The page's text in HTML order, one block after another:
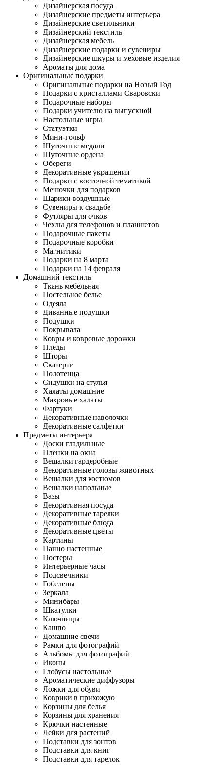
Дизайнерская посуда
Дизайнерские предметы интерьера
Дизайнерские светильники
Дизайнерский текстиль
Дизайнерская мебель
Дизайнерские подарки и сувениры
Дизайнерские шкуры и меховые изделия
Ароматы для дома
Оригинальные подарки
Оригинальные подарки на Новый Год
Подарки с кристаллами Сваровски
Подарочные наборы
Подарки учителю на выпускной
Настольные игры
Статуэтки
Мини-гольф
Шуточные медали
Шуточные ордена
Обереги
Декоративные украшения
Подарки с восточной тематикой
Мешочки для подарков
Шарики воздушные
Сувениры к свадьбе
Футляры для очков
Чехлы для телефонов и планшетов
Подарочные пакеты
Подарочные коробки
Магнитики
Подарки на 8 марта
Подарки на 14 февраля
Домашний текстиль
Ткань мебельная
Постельное белье
Одеяла
Диванные подушки
Подушки
Покрывала
Ковры и ковровые дорожки
Пледы
Шторы
Скатерти
Полотенца
Сидушки на стулья
Халаты домашние
Махровые халаты
Фартуки
Декоративные наволочки
Декоративные салфетки
Предметы интерьера
Доски гладильные
Пленки на окна
Вешалки гардеробные
Декоративные головы животных
Вешалки для костюмов
Вешалки напольные
Вазы
Декоративная посуда
Декоративные тарелки
Декоративные блюда
Декоративные цветы
Картины
Панно настенные
Постеры
Интерьерные часы
Подсвечники
Гобелены
Зеркала
Минибары
Шкатулки
Ключницы
Кашпо
Домашние свечи
Рамки для фотографий
Альбомы для фотографий
Иконы
Глобусы настольные
Ароматические диффузоры
Ложки для обуви
Коврики в прихожую
Корзины для белья
Корзины для хранения
Крючки настенные
Лейки для растений
Подставки для зонтов
Подставки для книг
Подставки для тарелок